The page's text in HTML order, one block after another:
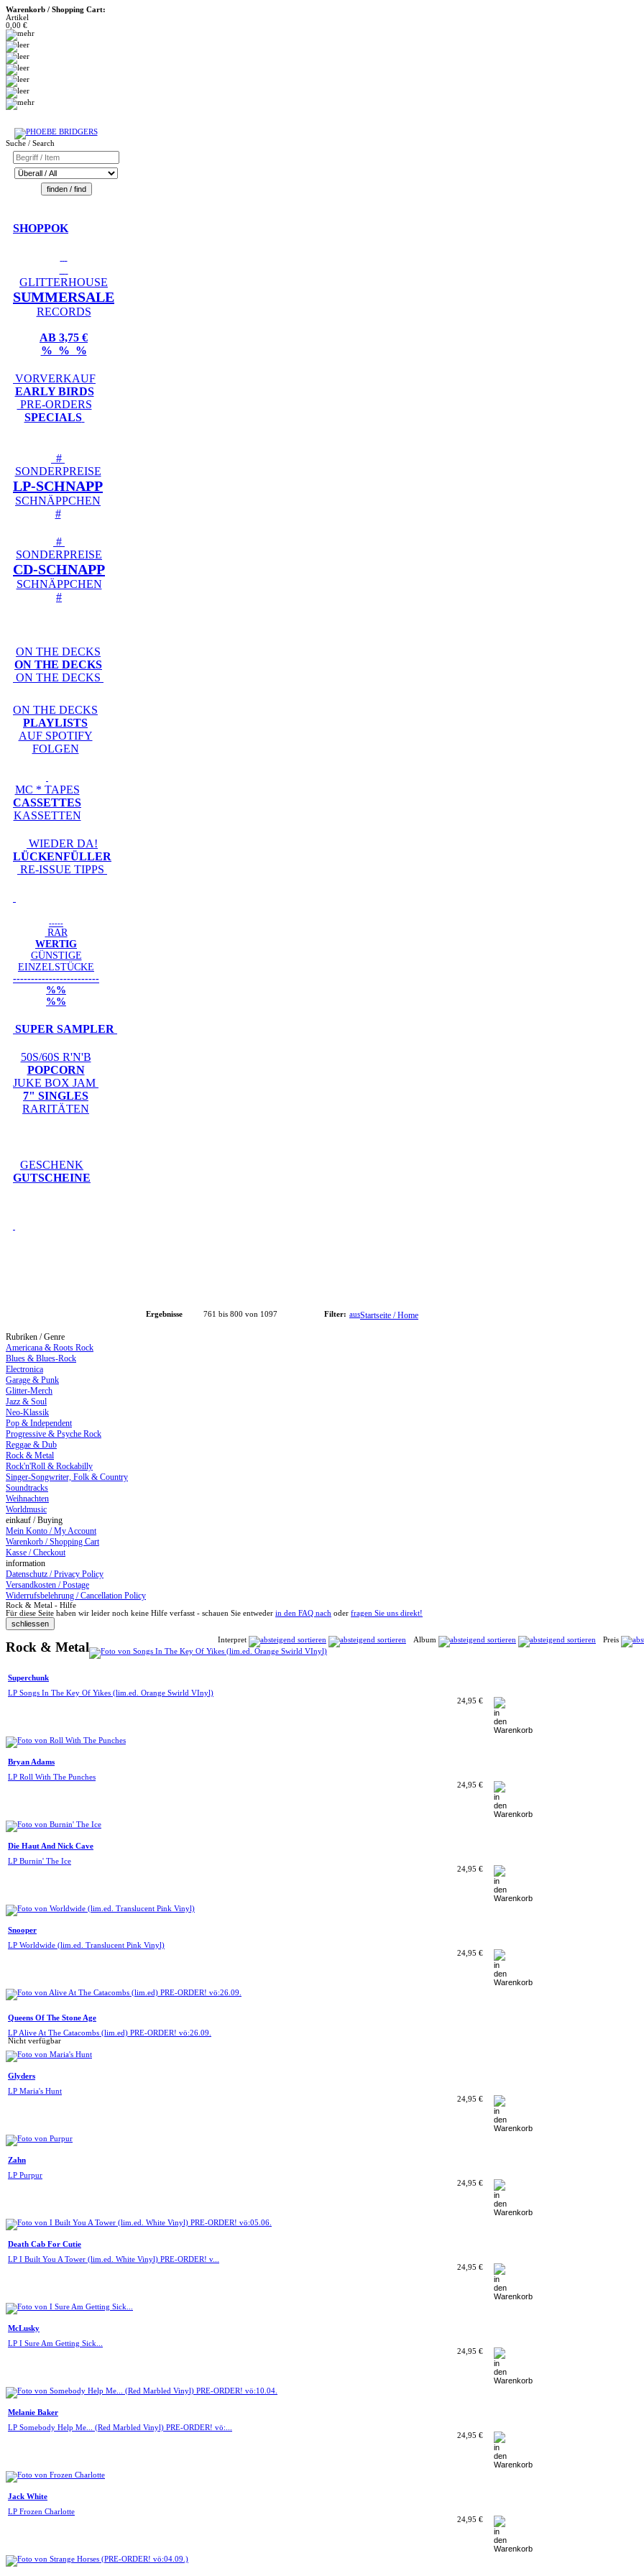
Warenkorb / Shopping Cart:
Artikel
0,00 €
Suche / Search
SHOPPOK
GLITTERHOUSE
SUMMERSALE
RECORDS
AB 3,75 €
% % %
VORVERKAUF
EARLY BIRDS
PRE-ORDERS
SPECIALS
#
SONDERPREISE
LP-SCHNAPP
SCHNÄPPCHEN
#
#
SONDERPREISE
CD-SCHNAPP
SCHNÄPPCHEN
#
ON THE DECKS
ON THE DECKS
ON THE DECKS
ON THE DECKS
PLAYLISTS
AUF SPOTIFY
FOLGEN
MC * TAPES
CASSETTES
KASSETTEN
WIEDER DA!
LÜCKENFÜLLER
RE-ISSUE TIPPS
-----
RAR
WERTIG
GÜNSTIGE
EINZELSTÜCKE
------------------------
%%
%%
SUPER SAMPLER
50S/60S R'N'B
POPCORN
JUKE BOX JAM
7" SINGLES
RARITÄTEN
GESCHENK
GUTSCHEINE
Ergebnisse 761 bis 800 von 1097 Filter: ausStartseite / Home
Rubriken / Genre
Americana & Roots Rock
Blues & Blues-Rock
Electronica
Garage & Punk
Glitter-Merch
Jazz & Soul
Neo-Klassik
Pop & Independent
Progressive & Psyche Rock
Reggae & Dub
Rock & Metal
Rock'n'Roll & Rockabilly
Singer-Songwriter, Folk & Country
Soundtracks
Weihnachten
Worldmusic
einkauf / Buying
Mein Konto / My Account
Warenkorb / Shopping Cart
Kasse / Checkout
information
Datenschutz / Privacy Policy
Versandkosten / Postage
Widerrufsbelehrung / Cancellation Policy
Rock & Metal - Hilfe
Für diese Seite haben wir leider noch keine Hilfe verfasst - schauen Sie entweder in den FAQ nach oder fragen Sie uns direkt!
Rock & Metal Interpret Album Preis
Superchunk
LP Songs In The Key Of Yikes (lim.ed. Orange Swirld VInyl)
24,95 €
Bryan Adams
LP Roll With The Punches
24,95 €
Die Haut And Nick Cave
LP Burnin' The Ice
24,95 €
Snooper
LP Worldwide (lim.ed. Translucent Pink Vinyl)
24,95 €
Queens Of The Stone Age
LP Alive At The Catacombs (lim.ed) PRE-ORDER! vö:26.09.
Nicht verfügbar
Glyders
LP Maria's Hunt
24,95 €
Zahn
LP Purpur
24,95 €
Death Cab For Cutie
LP I Built You A Tower (lim.ed. White Vinyl) PRE-ORDER! v...
24,95 €
McLusky
LP I Sure Am Getting Sick...
24,95 €
Melanie Baker
LP Somebody Help Me... (Red Marbled Vinyl) PRE-ORDER! vö:...
24,95 €
Jack White
LP Frozen Charlotte
24,95 €